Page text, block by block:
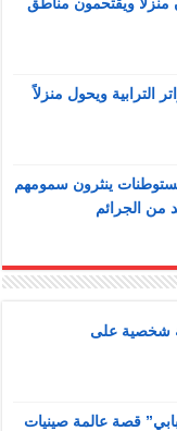
الترابية ويحول منزلاً
ينثرون سمومهم
من الجرائم
شخصية على
قصة عالمة صينيات